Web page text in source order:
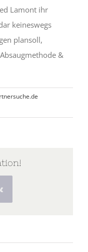
Lamont ihr
keineswegs
plansoll,
&
Vk